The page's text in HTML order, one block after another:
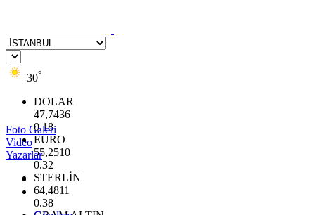
30°
DOLAR
47,7436
0.18
EURO
55,2510
0.32
STERLİN
64,4811
0.38
Foto Galeri
Video
Yazarlar